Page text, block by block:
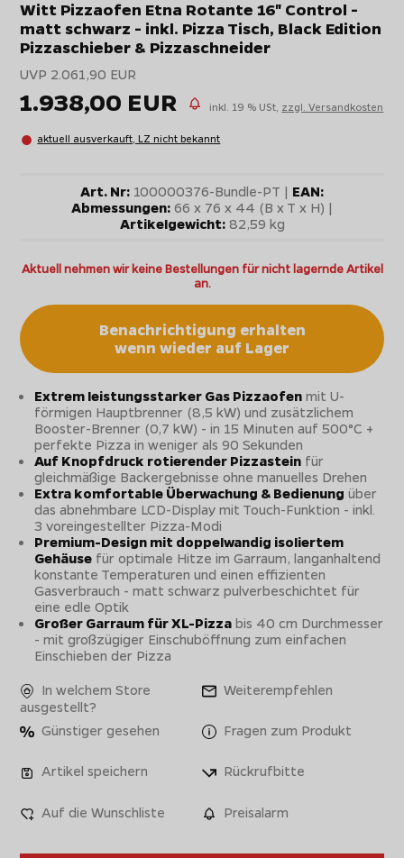
Witt Pizzaofen Etna Rotante 16" Control -
matt schwarz - inkl. Pizza Tisch, Black Edition
Pizzaschieber & Pizzaschneider
UVP 2.061,90 EUR
1.938,00 EUR inkl. 19 % USt, zzgl. Versandkosten
aktuell ausverkauft, LZ nicht bekannt
Art. Nr: 100000376-Bundle-PT | EAN:
Abmessungen: 66 x 76 x 44 (B x T x H) |
Artikelgewicht:82,59 kg
Aktuell nehmen wir keine Bestellungen für nicht lagernde Artikel
an.
Benachrichtigung erhalten
wenn wieder auf Lager
Extrem leistungsstarker Gas Pizzaofen mit U-
förmigen Hauptbrenner (8,5 kW) und zusätzlichem
Booster-Brenner (0,7 kW) - in 15 Minuten auf 500°C +
perfekte Pizza in weniger als 90 Sekunden
Auf Knopfdruck rotierender Pizzastein für
gleichmäßige Backergebnisse ohne manuelles Drehen
Extra komfortable Überwachung & Bedienung über
das abnehmbare LCD-Display mit Touch-Funktion - inkl.
3 voreingestellter Pizza-Modi
Premium-Design mit doppelwandig isoliertem
Gehäuse für optimale Hitze im Garraum, langanhaltend
konstante Temperaturen und einen effizienten
Gasverbrauch - matt schwarz pulverbeschichtet für
eine edle Optik
Großer Garraum für XL-Pizza bis 40 cm Durchmesser
- mit großzügiger Einschuböffnung zum einfachen
Einschieben der Pizza
In welchem Store
ausgestellt?
Weiterempfehlen
Günstiger gesehen Fragen zum Produkt
Artikel speichern Rückrufbitte
Auf die Wunschliste Preisalarm